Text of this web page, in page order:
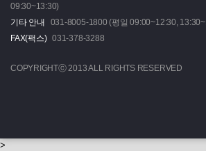
09:30~13:30)
기타 안내
031-8005-1800 (평일 09:00~12:30,
FAX(팩스) 031-378-3288
COPYRIGHTⓒ 2013 ALL RIGHTS RESERVED
>